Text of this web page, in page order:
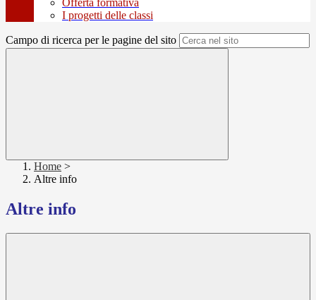
Offerta formativa
I progetti delle classi
Campo di ricerca per le pagine del sito
Home >
Altre info
Altre info